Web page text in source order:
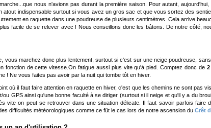
nous n'avions pas durant la première saison. Pour autant,
atout indispensable surtout si vous avez un gros sac et que vous sortez des
en raquette dans une poudreuse de plusieurs centimètres. Cela arrive
facile de se relever avec ! Nous conseillons donc les bâtons. De notre côté,
vous marchez donc plus lentement, surtout si c'est sur une neige poudreuse,
fonction de cette vitesse.On fatigue aussi plus vite qu'à pied. Comptez donc de 2
! Ne vous faites pas avoir par la nuit qui tombe tôt en hiver.
où il faut faire attention en raquette en hiver, c'est que les chemins ne sont pas
ou GPS ainsi qu'une bonne faculté à se diriger (surtout si il neige et qu'il y a du
vite on peut se retrouver dans une situation délicate. Il faut savoir parfois faire
difficultés météorologiques comme ce fût le cas lors de notre ascension du Crêt